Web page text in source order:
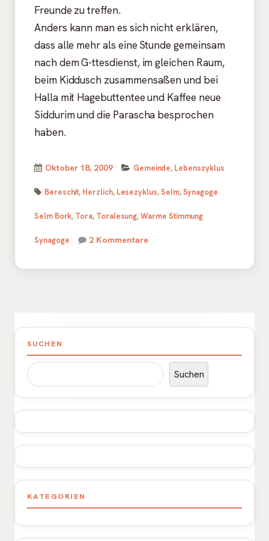
Freunde zu treffen.
Anders kann man es sich nicht erklären,
dass alle mehr als eine Stunde gemeinsam
nach dem G-ttesdienst, im gleichen Raum,
beim Kiddusch zusammensaßen und bei
Halla mit Hagebuttentee und Kaffee neue
Siddurim und die Parascha besprochen
haben.
Veröffentlicht
am
Oktober 18, 2009 Kategorien
Gemeinde, Lebenszyklus
Schlagwörter
Bereschit, Herzlich, Lesezyklus,Selm,Synagoge
Selm Bork, Tora, Toralesung,Warme Stimmung
Synagoge 2 Kommentarezu Warme Stimmung in der
Haupt-
Seitenleiste
SUCHEN
Suchen
KATEGORIEN